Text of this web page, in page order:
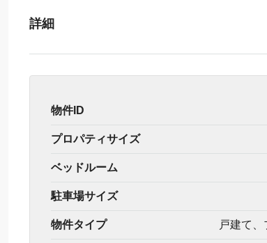
詳細
物件ID
プロパティサイズ
ベッドルーム
駐車場サイズ
物件タイプ 戸建て、